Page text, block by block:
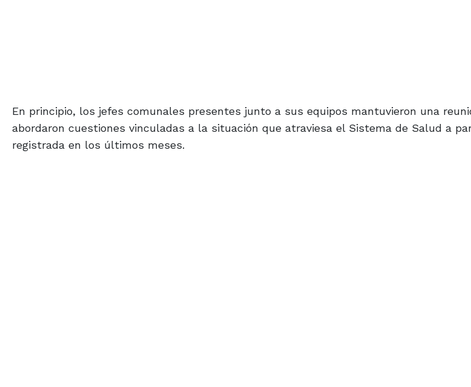
En principio, los jefes comunales presentes junto a sus equipos mantuvieron una
abordaron cuestiones vinculadas a la situación que atraviesa el Sistema de Salud a
registrada en los últimos meses.